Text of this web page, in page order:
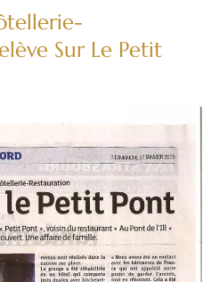
Sur Le Petit